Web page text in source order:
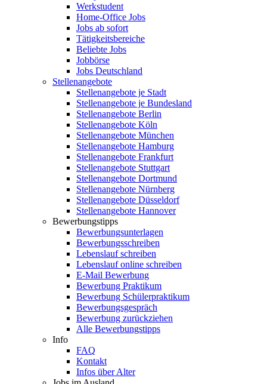
Werkstudent
Home-Office Jobs
Jobs ab sofort
Tätigkeitsbereiche
Beliebte Jobs
Jobbörse
Jobs Deutschland
Stellenangebote
Stellenangebote je Stadt
Stellenangebote je Bundesland
Stellenangebote Berlin
Stellenangebote Köln
Stellenangebote München
Stellenangebote Hamburg
Stellenangebote Frankfurt
Stellenangebote Stuttgart
Stellenangebote Dortmund
Stellenangebote Nürnberg
Stellenangebote Düsseldorf
Stellenangebote Hannover
Bewerbungstipps
Bewerbungsunterlagen
Bewerbungsschreiben
Lebenslauf schreiben
Lebenslauf online schreiben
E-Mail Bewerbung
Bewerbung Praktikum
Bewerbung Schülerpraktikum
Bewerbungsgespräch
Bewerbung zurückziehen
Alle Bewerbungstipps
Info
FAQ
Kontakt
Infos über Alter